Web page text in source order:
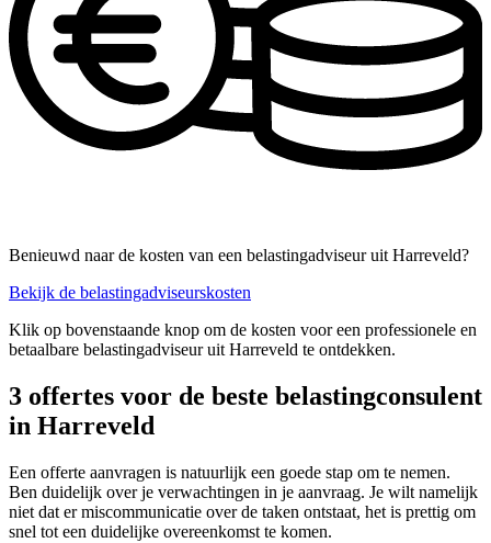
Benieuwd naar de kosten van een belastingadviseur uit Harreveld?
Bekijk de belastingadviseurskosten
Klik op bovenstaande knop om de kosten voor een professionele en
betaalbare belastingadviseur uit Harreveld te ontdekken.
3 offertes voor de beste belastingconsulent
in Harreveld
Een offerte aanvragen is natuurlijk een goede stap om te nemen.
Ben duidelijk over je verwachtingen in je aanvraag. Je wilt namelijk
niet dat er miscommunicatie over de taken ontstaat, het is prettig om
snel tot een duidelijke overeenkomst te komen.